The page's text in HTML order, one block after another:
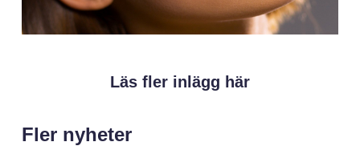
Läs fler inlägg här
Fler nyheter